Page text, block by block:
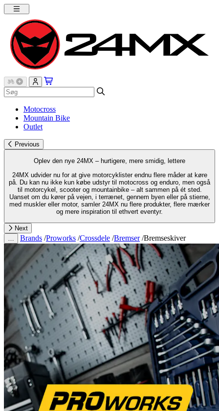
Motocross
Mountain Bike
Outlet
Previous
Oplev den nye 24MX – hurtigere, mere smidig, lettere
24MX udvider nu for at give motorcyklister endnu flere måder at køre
på. Du kan nu ikke kun købe udstyr til motocross og enduro, men også
til motorcykel, scooter og mountainbike – alt sammen på ét sted.
Uanset om du kører på vejen, i terrænet, gennem byen eller på stierne,
med muskler eller motor, samler 24MX nu flere produkter, flere mærker
og mere inspiration til ethvert eventyr.
Next
Brands /Proworks /Crossdele /Bremser /Bremseskiver